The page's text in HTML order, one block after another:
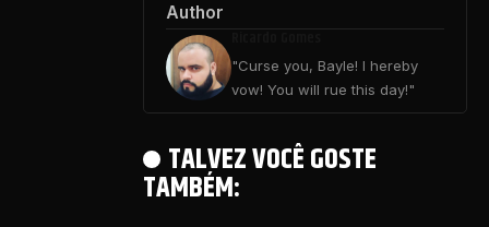
Author
"Curse you, Bayle! I hereby
vow! You will rue this day!"
TALVEZ VOCÊ GOSTE
TAMBÉM: